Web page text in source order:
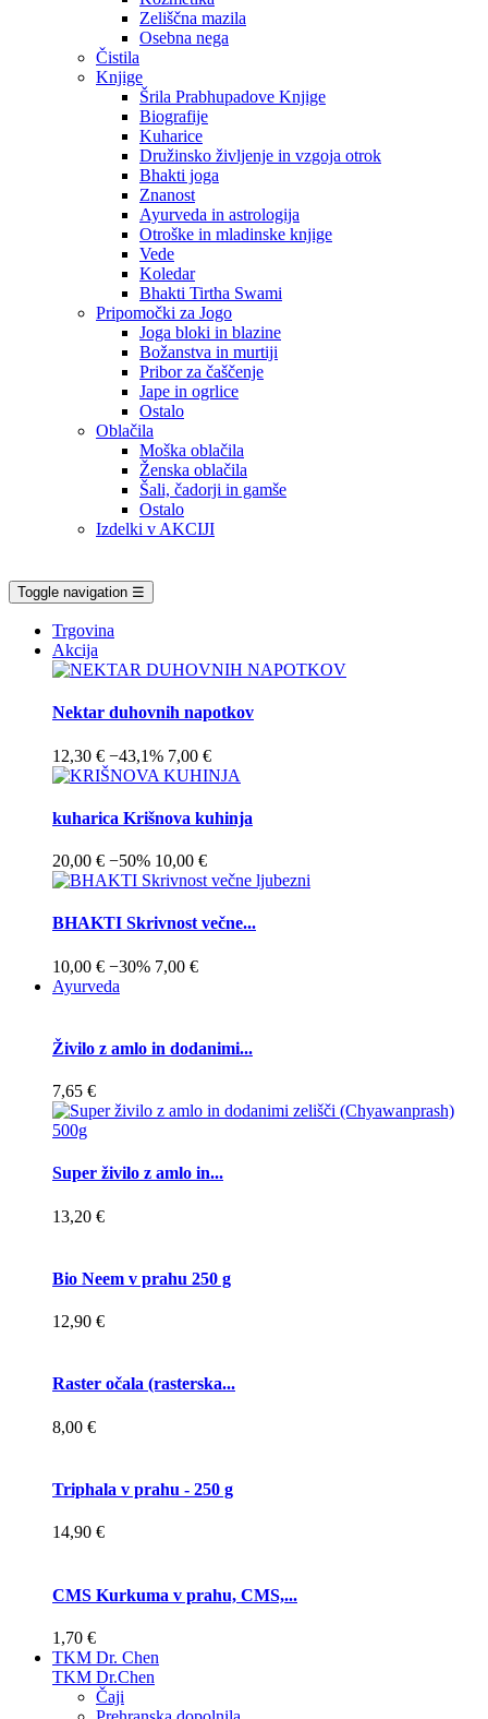
Zeliščna mazila
Osebna nega
Čistila
Knjige
Šrila Prabhupadove Knjige
Biografije
Kuharice
Družinsko življenje in vzgoja otrok
Bhakti joga
Znanost
Ayurveda in astrologija
Otroške in mladinske knjige
Vede
Koledar
Bhakti Tirtha Swami
Pripomočki za Jogo
Joga bloki in blazine
Božanstva in murtiji
Pribor za čaščenje
Jape in ogrlice
Ostalo
Oblačila
Moška oblačila
Ženska oblačila
Šali, čadorji in gamše
Ostalo
Izdelki v AKCIJI
Toggle navigation ☰
Trgovina
Akcija
Nektar duhovnih napotkov
12,30 € −43,1% 7,00 €
kuharica Krišnova kuhinja
20,00 € −50% 10,00 €
BHAKTI Skrivnost večne...
10,00 € −30% 7,00 €
Ayurveda
Živilo z amlo in dodanimi...
7,65 €
Super živilo z amlo in...
13,20 €
Bio Neem v prahu 250 g
12,90 €
Raster očala (rasterska...
8,00 €
Triphala v prahu - 250 g
14,90 €
CMS Kurkuma v prahu, CMS,...
1,70 €
TKM Dr. Chen
TKM Dr.Chen
Čaji